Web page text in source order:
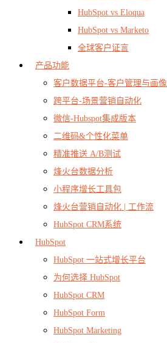
HubSpot vs Eloqua
HubSpot vs Marketo
全球客户证言
产品功能
客户数据平台-客户管理与画像
跨平台-场景营销自动化
微信-Hubspot集成版本
二维码&个性化菜单
精准推送 A/B测试
烽火台数据分析
小程序增长工具包
烽火台营销自动化 | 工作流
HubSpot CRM系统
HubSpot
HubSpot 一站式增长平台
为何选择 HubSpot
HubSpot CRM
HubSpot Form
HubSpot Marketing